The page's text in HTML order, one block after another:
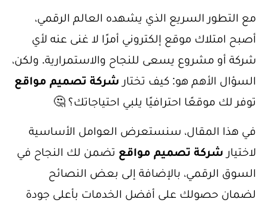
مع التطور السريع الذي يشهده العالم الرقمي،
أصبح امتلاك موقع إلكتروني أمرًا لا غنى عنه لأي
شركة أو مشروع يسعى للنجاح والاستمرارية. ولكن،
السؤال الأهم هو: كيف تختار شركة تصميم مواقع
توفر لك موقعًا احترافيًا يلبي احتياجاتك؟ 🤔
في هذا المقال، سنستعرض العوامل الأساسية
لاختيار شركة تصميم مواقع تضمن لك النجاح في
السوق الرقمي، بالإضافة إلى بعض النصائح
لضمان حصولك على أفضل الخدمات بأعلى جودة